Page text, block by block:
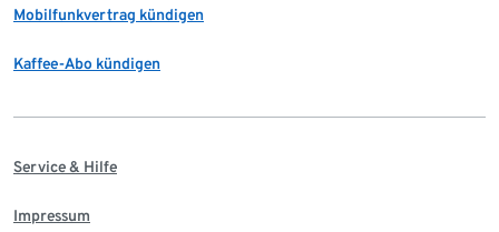
Mobilfunkvertrag kündigen
Kaffee-Abo kündigen
Service & Hilfe
Impressum